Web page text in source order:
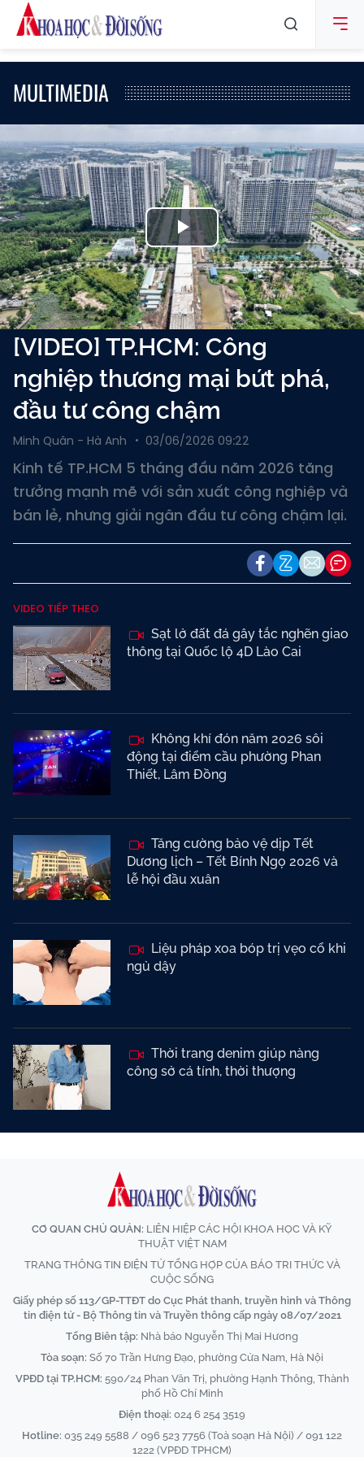
MULTIMEDIA
Play
Video
[VIDEO] TP.HCM: Công
nghiệp thương mại bứt phá,
đầu tư công chậm
Minh Quân - Hà Anh 03/06/2026 09:22
Kinh tế TP.HCM 5 tháng đầu năm 2026 tăng
trưởng mạnh mẽ với sản xuất công nghiệp và
bán lẻ, nhưng giải ngân đầu tư công chậm lại.
VIDEO TIẾP THEO
Sạt lở đất đá gây tắc nghẽn giao
thông tại Quốc lộ 4D Lào Cai
Không khí đón năm 2026 sôi
động tại điểm cầu phường Phan
Thiết, Lâm Đồng
Tăng cường bảo vệ dịp Tết
Dương lịch – Tết Bính Ngọ 2026 và
lễ hội đầu xuân
Liệu pháp xoa bóp trị vẹo cổ khi
ngủ dậy
Thời trang denim giúp nàng
công sở cá tính, thời thượng
CƠ QUAN CHỦ QUẢN: LIÊN HIỆP CÁC HỘI KHOA HỌC VÀ KỸ
THUẬT VIỆT NAM
TRANG THÔNG TIN ĐIỆN TỬ TỔNG HỢP CỦA BÁO TRI THỨC VÀ
CUỘC SỐNG
Giấy phép số 113/GP-TTĐT do Cục Phát thanh, truyền hình và Thông
tin điện tử - Bộ Thông tin và Truyền thông cấp ngày 08/07/2021
Tổng Biên tập: Nhà báo Nguyễn Thị Mai Hương
Tòa soạn: Số 70 Trần Hưng Đạo, phường Cửa Nam, Hà Nội
VPĐD tại TP.HCM: 590/24 Phan Văn Trị, phường Hạnh Thông, Thành
phố Hồ Chí Minh
Điện thoại: 024 6 254 3519
Hotline: 035 249 5588 / 096 523 7756 (Toà soạn Hà Nội) / 091 122
1222 (VPĐD TPHCM)